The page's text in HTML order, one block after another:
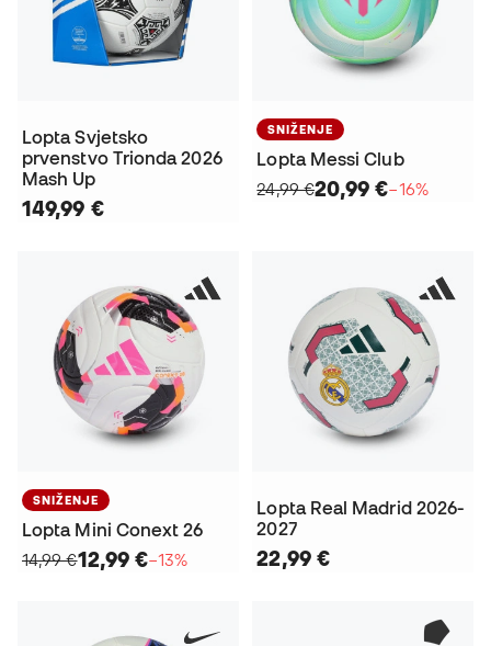
Lopta Svjetsko
prvenstvo Trionda 2026
Mash Up
149,99 €
SNIŽENJE
Lopta Messi Club
24,99 €20,99 €−16%
SNIŽENJE
Lopta Mini Conext 26
14,99 €12,99 €−13%
Lopta Real Madrid 2026-
2027
22,99 €